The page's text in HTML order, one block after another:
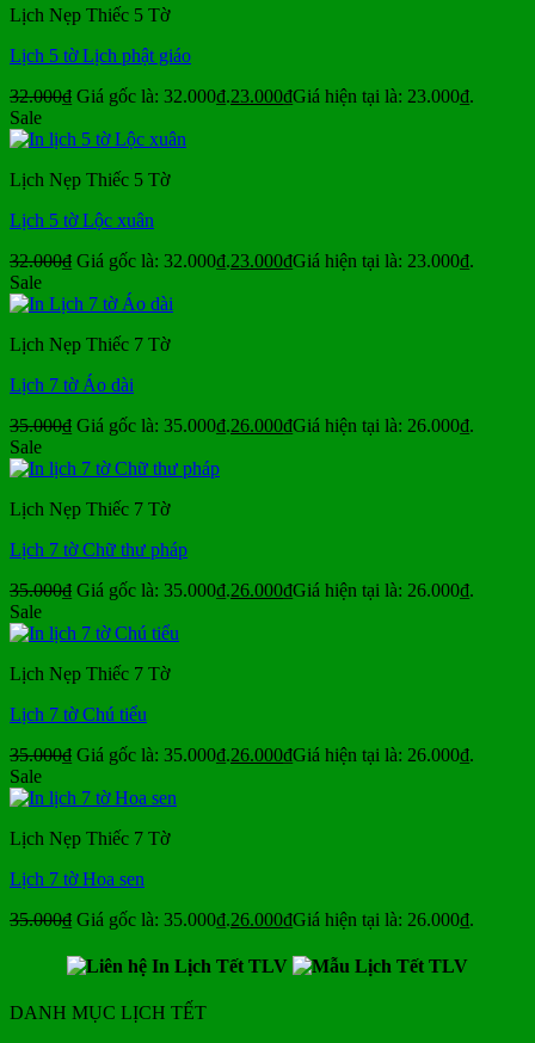
Lịch Nẹp Thiếc 5 Tờ
Lịch 5 tờ Lịch phật giáo
32.000₫ Giá gốc là: 32.000₫.23.000₫Giá hiện tại là: 23.000₫.
Sale
Lịch Nẹp Thiếc 5 Tờ
Lịch 5 tờ Lộc xuân
32.000₫ Giá gốc là: 32.000₫.23.000₫Giá hiện tại là: 23.000₫.
Sale
Lịch Nẹp Thiếc 7 Tờ
Lịch 7 tờ Áo dài
35.000₫ Giá gốc là: 35.000₫.26.000₫Giá hiện tại là: 26.000₫.
Sale
Lịch Nẹp Thiếc 7 Tờ
Lịch 7 tờ Chữ thư pháp
35.000₫ Giá gốc là: 35.000₫.26.000₫Giá hiện tại là: 26.000₫.
Sale
Lịch Nẹp Thiếc 7 Tờ
Lịch 7 tờ Chú tiểu
35.000₫ Giá gốc là: 35.000₫.26.000₫Giá hiện tại là: 26.000₫.
Sale
Lịch Nẹp Thiếc 7 Tờ
Lịch 7 tờ Hoa sen
35.000₫ Giá gốc là: 35.000₫.26.000₫Giá hiện tại là: 26.000₫.
DANH MỤC LỊCH TẾT